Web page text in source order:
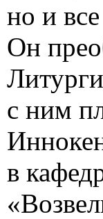
но и
Он
с ним
в